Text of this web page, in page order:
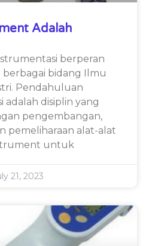
Adalah
berperan
bidang Ilmu
Pendahuluan
adalah disiplin yang
pengembangan,
pemeliharaan alat-alat
untuk
21, 2023